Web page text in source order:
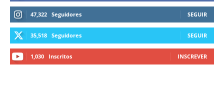
47,322 Seguidores SEGUIR
35,518 Seguidores SEGUIR
1,030 Inscritos INSCREVER